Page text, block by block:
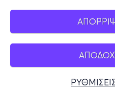
Mobile app